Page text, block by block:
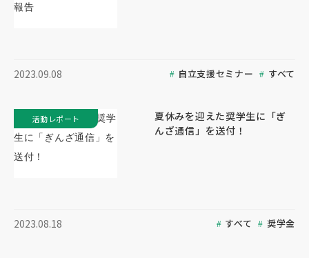
2023.09.08 自立支援セミナー すべて
夏休みを迎えた奨学生に「ぎ
んざ通信」を送付！
2023.08.18 すべて 奨学金
活動レポート